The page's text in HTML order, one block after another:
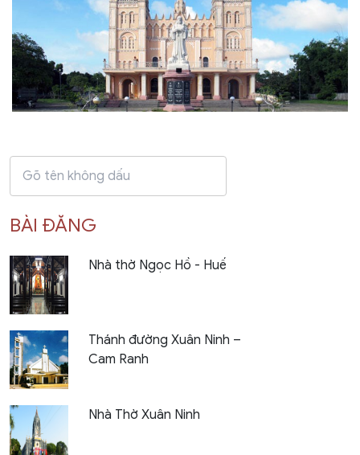
BÀI ĐĂNG
Nhà thờ Ngọc Hồ - Huế
Thánh đường Xuân Ninh –
Cam Ranh
Nhà Thờ Xuân Ninh